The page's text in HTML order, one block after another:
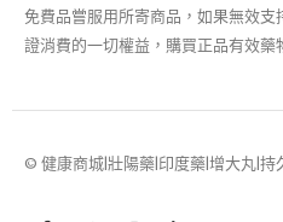
免費品嘗服用所寄商品，如果無效
證消費的一切權益，購買正品有效藥
© 健康商城|壯陽藥|印度藥|增大丸|持